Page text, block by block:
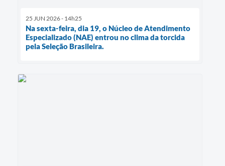
25 JUN 2026 - 14h25
Na sexta-feira, dia 19, o Núcleo de Atendimento
Especializado (NAE) entrou no clima da torcida
pela Seleção Brasileira.